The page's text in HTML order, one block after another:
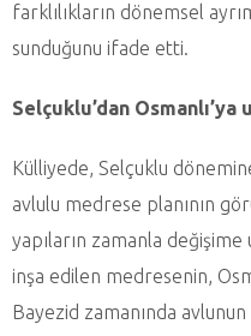
farklılıkların dönemsel
sunduğunu ifade etti.
Selçuklu’dan
Külliyede, Selçuklu
avlulu medrese planının
yapıların zamanla değişime
inşa edilen medresenin,
Bayezid zamanında